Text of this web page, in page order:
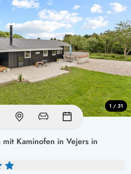
Kaminofen in Vejers in
1 / 31